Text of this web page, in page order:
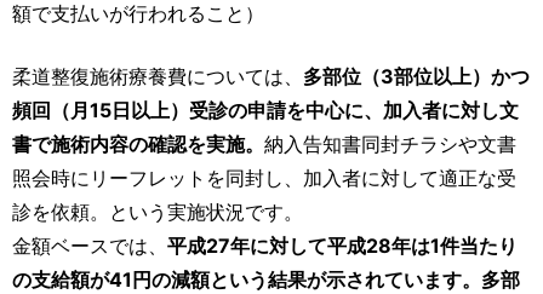
額で支払いが行われること）
柔道整復施術療養費については、 多部位（3部位以上）かつ
頻回（月15日以上）受診の申請を中心に、加入者に対し文
書で施術内容の確認を実施。 納入告知書同封チラシや文書
照会時にリーフレットを同封し、加入者に対して適正な受
診を依頼。という実施状況です。
金額ベースでは、 平成27年に対して平成28年は1件当たり
の支給額が41円の減額という結果が示されています。多部